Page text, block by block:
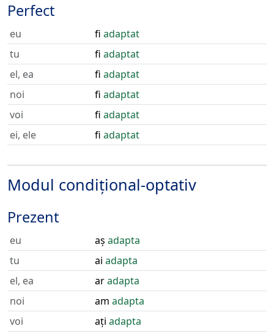
Perfect
eu fi adaptat
tu
fi adaptat
el, ea
fi adaptat
noi
fi adaptat
voi
fi adaptat
ei, ele
fi adaptat
Modul condițional-optativ
Prezent
eu aș adapta
tu
ai adapta
el, ea
aradapta
noi
am adapta
voi
ați adapta